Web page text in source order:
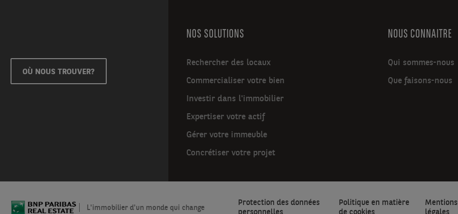
OÙ NOUS TROUVER?
NOS SOLUTIONS
Rechercher des locaux
Commercialiser votre bien
Investir dans l'immobilier
Expertiser votre actif
Gérer votre immeuble
Concrétiser votre projet
NOUS CONNAITRE
Qui sommes-nous
Que faisons-nous
L'immobilier d'un monde qui change
Protection des données
personnelles
Politique en matière
de cookies
Mentions
légales